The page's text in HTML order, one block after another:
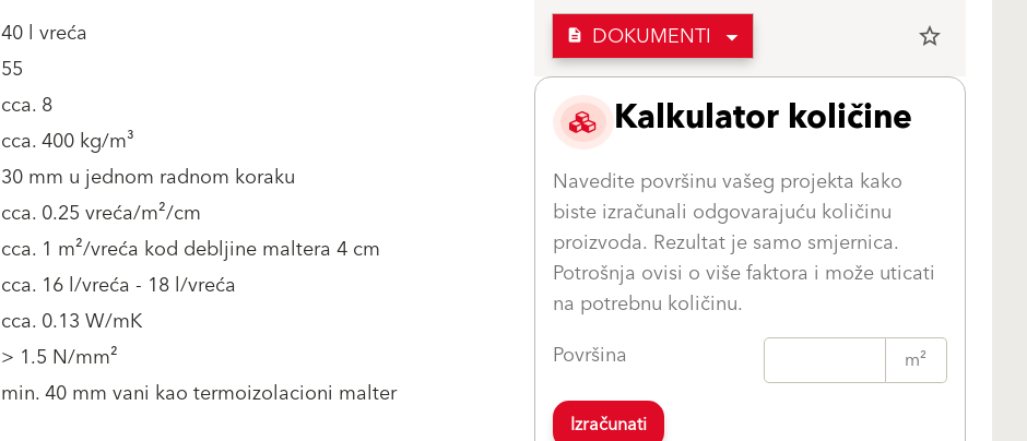
40 l vreća
55
cca. 8
cca. 400 kg/m³
30 mm u jednom radnom koraku
cca. 0.25 vreća/m²/cm
cca. 1 m²/vreća kod debljine maltera 4 cm
cca. 16 l/vreća - 18 l/vreća
cca. 0.13 W/mK
> 1.5 N/mm²
min. 40 mm vani kao termoizolacioni malter
description DOKUMENTI star_border
Kalkulator količine
Navedite površinu vašeg projekta kako
biste izračunali odgovarajuću količinu
proizvoda. Rezultat je samo smjernica.
Potrošnja ovisi o više faktora i može uticati
na potrebnu količinu.
Površina
m²
Izračunati